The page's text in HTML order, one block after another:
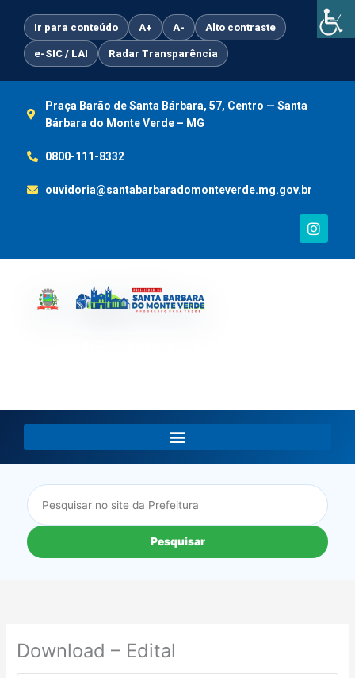
conteúdo
Ir para conteúdo A+ A- Alto contraste
e-SIC / LAI Radar Transparência
Praça Barão de Santa Bárbara, 57, Centro — Santa
Bárbara do Monte Verde – MG
0800-111-8332
ouvidoria@santabarbaradomonteverde.mg.gov.br
I
n
t
Pesquisar
Download – Edital